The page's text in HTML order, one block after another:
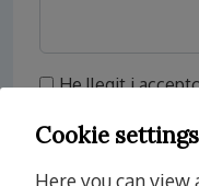
He llegit i
Cookie settings
Here you can